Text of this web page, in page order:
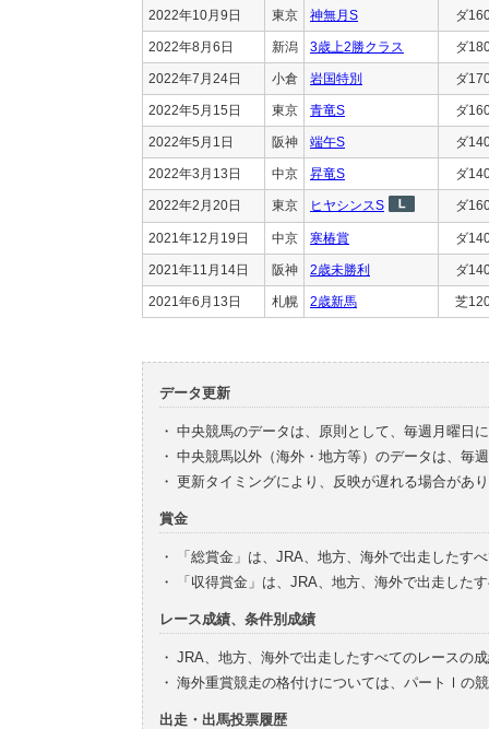
2022年10月9日 東京 神無月S ダ
2022年8月6日 新潟 3歳上2勝クラス ダ
2022年7月24日 小倉 岩国特別 ダ
2022年5月15日 東京 青竜S ダ
2022年5月1日 阪神 端午S ダ
2022年3月13日 中京 昇竜S ダ
2022年2月20日 東京 ヒヤシンスS ダ
2021年12月19日 中京 寒椿賞 ダ
2021年11月14日 阪神 2歳未勝利 ダ
2021年6月13日 札幌 2歳新馬 芝
データ更新
・ 中央競馬のデータは、原則として、毎週月曜日
・ 中央競馬以外（海外・地方等）のデータは、毎
・ 更新タイミングにより、反映が遅れる場合があ
賞金
・
「総賞金」は、JRA、地方、海外で出走したす
・
「収得賞金」は、JRA、地方、海外で出走した
レース成績、条件別成績
・ JRA、地方、海外で出走したすべてのレースの
・ 海外重賞競走の格付けについては、パートⅠの
出走・出馬投票履歴